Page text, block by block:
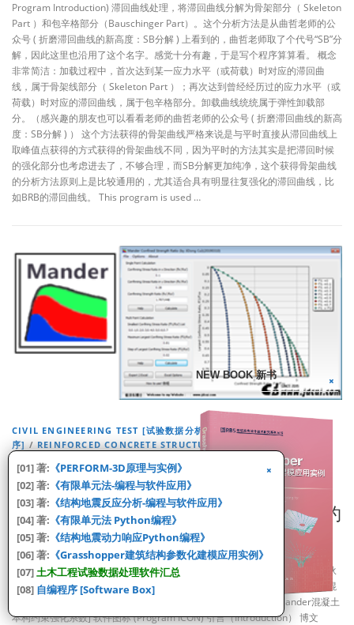
Program Introduction) 滞回曲线处理，将滞回曲线分解为骨架部分（ Skeleton
Part ）和包辛格部分（Bauschinger Part）。这个分析方法是从曲哲老师的公
众号 ( 折磨滞回曲线的新高度：SB分解 ) 上看到的，曲哲老师取了个代号“SB”分
解，因此这里也沿用了这个名字。感觉十分有趣，于是写个程序算算看。 概念
非常简洁：加载过程中，首次达到某一应力水平（或荷载）时对应的滞回曲
线，属于骨架线部分（ Skeleton Part ）；再次达到曾经经历过的应力水平（或
荷载）时对应的滞回曲线，属于包辛格部分。卸载曲线统统属于弹性卸载部
分。（感兴趣的朋友也可以看看老师的曲哲老师的公众号 ( 折磨滞回曲线的新高
度：SB分解 ) ） 这个方法获得的骨架曲线严格来说是与平时直接从滞回曲线上
取峰值点获得的方式获得的骨架曲线不同，因为平时的方法其实是把滞回时候
的强化部分也考虑进去了，不够合理，而SB分解更加纯净，这个获得骨架曲线
的分析方法原则上是比较通用的，尤其适合具有明显往复强化的滞回曲线，比
如BRB的滞回曲线。 This program is used …
CIVIL ENGINEERING TEST [试验数据分析]
MY SOFTWARE [自编程
序]/REINFORCED CONCRETE STRUCTURE [钢筋混凝土结构]
[程序] MCSR v2019: Mander Confined
Strength Ratio Calculator [Mander混凝土约
束强化系数计算工具 v2019]
实干、实践、积累、思考、创新。 科研小工具，进行新的更新，做研究的小伙
伴有需要的可以看看，忙完项目后更新。 旧版软件可以在这里查看：[软件][混
凝土][科研][工具]Mander Confined Strength Ratio Calculator[Mander混凝土
本构约束强化系数] 软件图标 (Program ICON) 引言（Introduction） 博文
NEW BOOK 新书
[01] 著: 《PERFORM-3D原理与实例》
[02] 著: 《有限单元法-编程与软件应用》
[03] 著: 《结构地震反应分析-编程与软件应用》
[04] 著: 《有限单元法 Python编程》
[05] 著: 《结构地震动力响应Python编程》
[06] 著: 《Grasshopper建筑结构参数化建模应用实例》
[07]土木工程试验数据处理软件汇总
[08] 自编程序 [Software Box]